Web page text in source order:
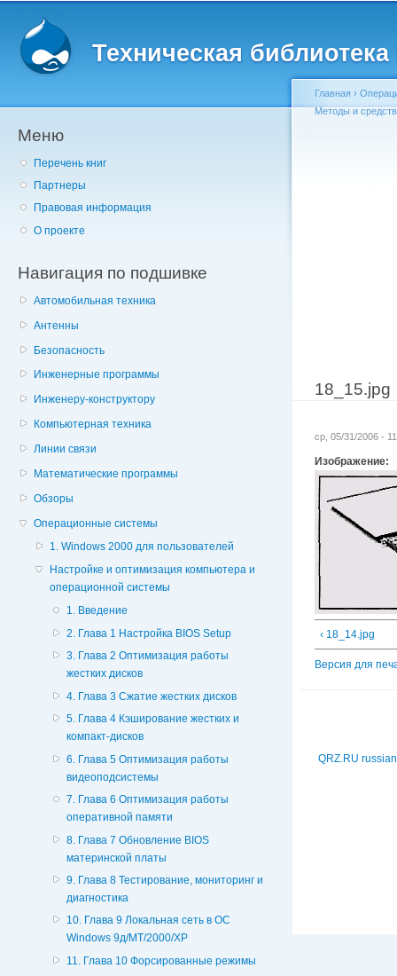
Техническая
Меню
Перечень книг
Партнеры
Правовая информация
О проекте
Навигация по подшивке
Автомобильная техника
Антенны
Безопасность
Инженерные программы
Инженеру-конструктору
Компьютерная техника
Линии связи
Математические программы
Обзоры
Операционные системы
1. Windows 2000 для пользователей
Настройке и оптимизация компьютера и
операционной системы
1. Введение
2. Глава 1 Настройка BIOS Setup
3. Глава 2 Оптимизация работы
жестких дисков
4. Глава 3 Сжатие жестких дисков
5. Глава 4 Кэширование жестких и
компакт-дисков
6. Глава 5 Оптимизация работы
видеоподсистемы
7. Глава 6 Оптимизация работы
оперативной памяти
8. Глава 7 Обновление BIOS
материнской платы
9. Глава 8 Тестирование, мониторинг и
диагностика
10. Глава 9 Локальная сеть в ОС
Windows 9д/МТ/2000/ХР
11. Глава 10 Форсированные режимы
Главная ›
Методы и
18_15.jpg
ср, 05/31/2006 -
Изображение:
‹ 18_14.jpg
Версия для
QRZ.RU